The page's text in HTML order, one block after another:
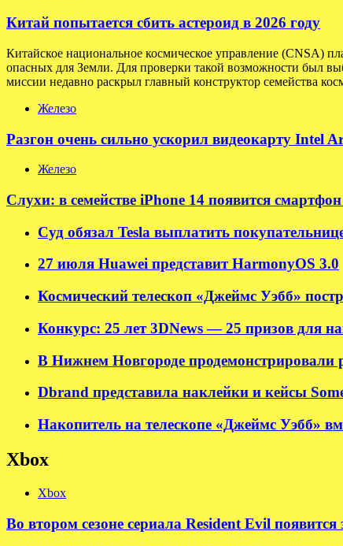
Китай попытается сбить астероид в 2026 году
Китайское национальное космическое управление (CNSA)
опасных для Земли. Для проверки такой возможности был
миссии недавно раскрыл главный конструктор семейства
Железо
Разгон очень сильно ускорил видеокарту Intel
Железо
Слухи: в семействе iPhone 14 появится
Суд обязал Tesla выплатить
27 июля Huawei представит HarmonyOS 3.0
Космический телескоп «Джеймс Уэбб»
Конкурс: 25 лет 3DNews — 25 призов для
В Нижнем Новгороде продемонстрировали
Dbrand представила наклейки и кейсы
Накопитель на телескопе «Джеймс Уэбб»
Xbox
Xbox
Во втором сезоне сериала Resident Evil